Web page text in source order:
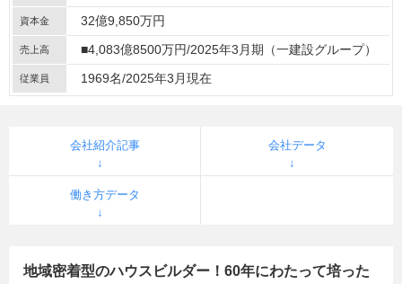
資本金 32億9,850万円
売上高 ■4,083億8500万円/2025年3月期（一建設グループ）
従業員 1969名/2025年3月現在
会社紹介記事 会社データ
働き方データ
地域密着型のハウスビルダー！60年にわたって培った